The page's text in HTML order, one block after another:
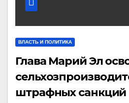
ВЛАСТЬ И ПОЛИТИКА
Глава Марий Эл
штрафных санкций